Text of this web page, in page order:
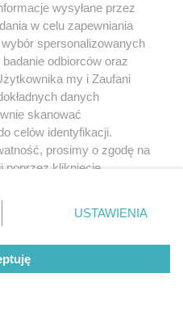
nie może być powielany i
w jakikolwiek sposób (w
na jakimkolwiek polu
z umieszczaniem w Internecie
Jakiekolwiek użycie lub
części z naruszeniem prawa, tzn.
groźbą kary i może być ścigane
prawne
wysyłane przez
w celu zapewniania
spersonalizowanych
odbiorców oraz
my i Zaufani
danych
skanować
celów identyfikacji.
prosimy o zgodę na
poprzez kliknięcie
ustawień prywatności
rogu strony
nie wymagają zgody
sprzeciwić się takiemu
miały zastosowanie tylko
USTAWIENIA